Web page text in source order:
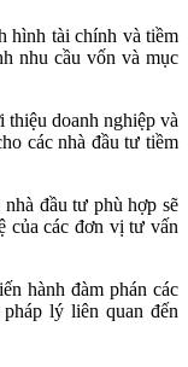
hình tài chính và tiềm
nhu cầu vốn và mục
thiệu doanh nghiệp và
các nhà đầu tư tiềm
đầu tư phù hợp sẽ
của các đơn vị tư vấn
hành đàm phán các
lý liên quan đến